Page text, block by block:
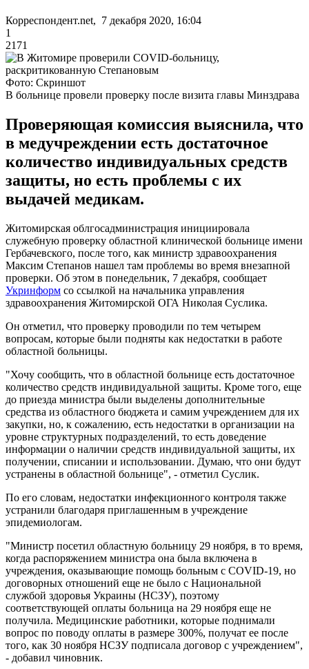
Корреспондент.net, 7 декабря 2020, 16:04
1
2171
Фото: Скриншот
В больнице провели проверку после визита главы Минздрава
Проверяющая комиссия выяснила, что
в медучреждении есть достаточное
количество индивидуальных средств
защиты, но есть проблемы с их
выдачей медикам.
Житомирская облгосадминистрация инициировала
служебную проверку областной клинической больнице имени
Гербачевского, после того, как министр здравоохранения
Максим Степанов нашел там проблемы во время внезапной
проверки. Об этом в понедельник, 7 декабря, сообщает
Укринформ со ссылкой на начальника управления
здравоохранения Житомирской ОГА Николая Суслика.
Он отметил, что проверку проводили по тем четырем
вопросам, которые были подняты как недостатки в работе
областной больницы.
"Хочу сообщить, что в областной больнице есть достаточное
количество средств индивидуальной защиты. Кроме того, еще
до приезда министра были выделены дополнительные
средства из областного бюджета и самим учреждением для их
закупки, но, к сожалению, есть недостатки в организации на
уровне структурных подразделений, то есть доведение
информации о наличии средств индивидуальной защиты, их
получении, списании и использовании. Думаю, что они будут
устранены в областной больнице", - отметил Суслик.
По его словам, недостатки инфекционного контроля также
устранили благодаря приглашенным в учреждение
эпидемиологам.
"Министр посетил областную больницу 29 ноября, в то время,
когда распоряжением министра она была включена в
учреждения, оказывающие помощь больным с COVID-19, но
договорных отношений еще не было с Национальной
службой здоровья Украины (НСЗУ), поэтому
соответствующей оплаты больница на 29 ноября еще не
получила. Медицинские работники, которые поднимали
вопрос по поводу оплаты в размере 300%, получат ее после
того, как 30 ноября НСЗУ подписала договор с учреждением",
- добавил чиновник.